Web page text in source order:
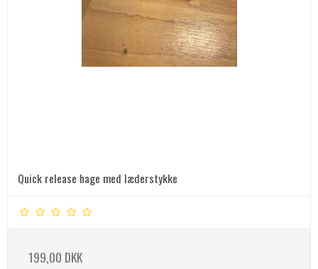
Quick release hage med læderstykke
199,00 DKK